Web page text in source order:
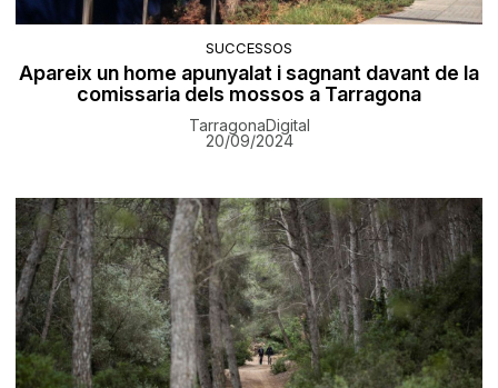
SUCCESSOS
Apareix un home apunyalat i sagnant davant de la
comissaria dels mossos a Tarragona
TarragonaDigital
20/09/2024